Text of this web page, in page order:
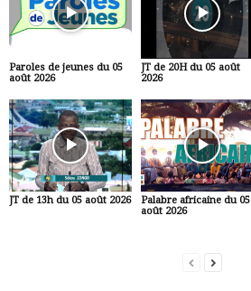
Paroles de jeunes du 05
août 2026
JT de 20H du 05 août
2026
JT de 13h du 05 août 2026
Palabre africaine du 05
août 2026